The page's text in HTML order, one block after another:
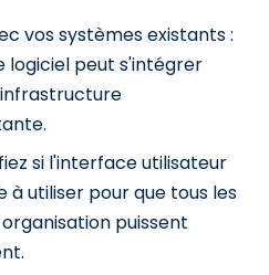
vos systèmes existants :
logiciel peut s'intégrer
si l'interface utilisateur
à utiliser pour que tous les
puissent